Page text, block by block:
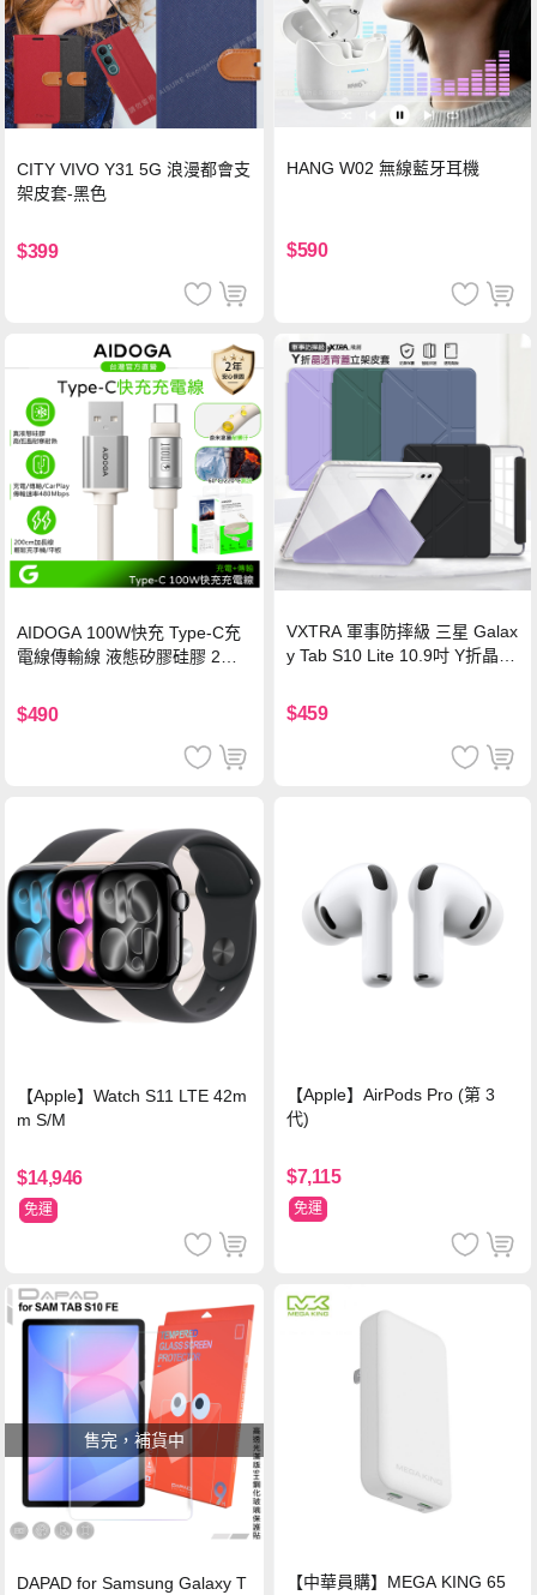
CITY VIVO Y31 5G 浪漫都會支
架皮套-黑色
$399
HANG W02 無線藍牙耳機
$590
AIDOGA 100W快充 Type-C充
電線傳輸線 液態矽膠硅膠 2M
$490
VXTRA 軍事防摔級 三星 Galax
y Tab S10 Lite 10.9吋 Y折晶透
$459
【Apple】Watch S11 LTE 42m
m S/M
$14,946
免運
【Apple】AirPods Pro (第 3
代)
$7,115
免運
售完，補貨中
DAPAD for Samsung Galaxy T
【中華員購】MEGA KING 65